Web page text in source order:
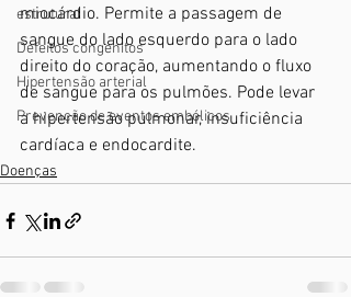
estrutural
Defeitos congenitos
Hipertensão arterial
Prevenção de eventos embólicos
miocárdio. Permite a passagem de
sangue do lado esquerdo para o lado
direito do coração, aumentando o fluxo
de sangue para os pulmões. Pode levar
a hipertensão pulmonar, insuficiência
cardíaca e endocardite.
Doenças